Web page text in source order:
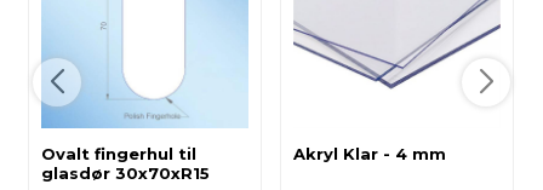
Ovalt fingerhul til
glasdør 30x70xR15
Akryl Klar - 4 mm